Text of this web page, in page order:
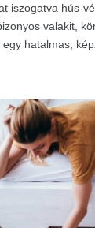
iszogatva hús-
valakit,
hatalmas,